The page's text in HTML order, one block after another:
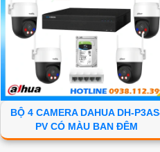
BỘ 4 CAMERA DAHUA DH-
PV CÓ MÀU BAN ĐÊM